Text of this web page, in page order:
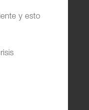
y esto